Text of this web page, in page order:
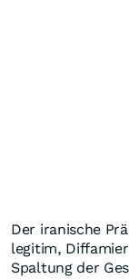
Der iranische
legitim,
Spaltung der